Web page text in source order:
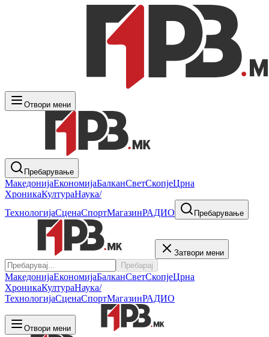
Отвори мени
Пребарување
МакедонијаЕкономијаБалканСветСкопјеЦрна
ХроникаКултураНаука/
ТехнологијаСценаСпортМагазинРАДИО Пребарување
Затвори мени
Пребарај
МакедонијаЕкономијаБалканСветСкопјеЦрна
ХроникаКултураНаука/
ТехнологијаСценаСпортМагазинРАДИО
Отвори мени